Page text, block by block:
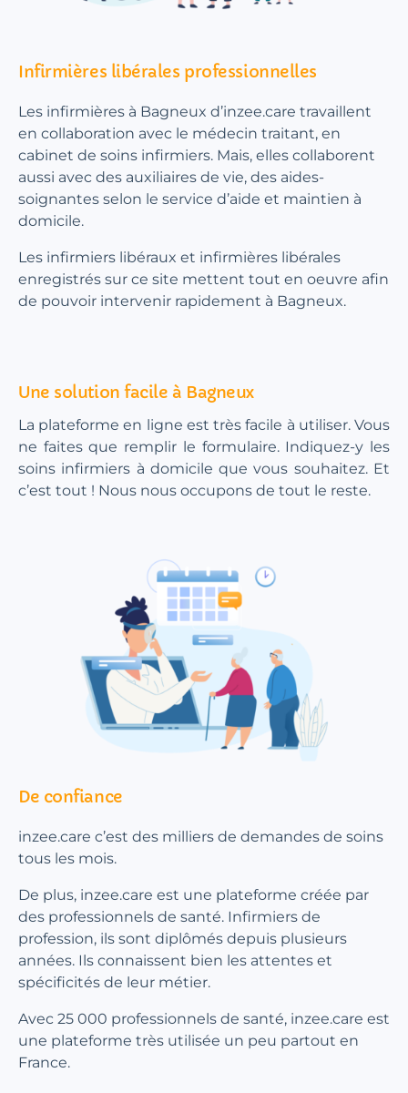
Infirmières libérales professionnelles
Les infirmières à Bagneux d’inzee.care travaillent
en collaboration avec le médecin traitant, en
cabinet de soins infirmiers. Mais, elles collaborent
aussi avec des auxiliaires de vie, des aides-
soignantes selon le service d’aide et maintien à
domicile.
Les infirmiers libéraux et infirmières libérales
enregistrés sur ce site mettent tout en oeuvre afin
de pouvoir intervenir rapidement à Bagneux.
Une solution facile à Bagneux
La plateforme en ligne est très facile à utiliser. Vous
ne faites que remplir le formulaire. Indiquez-y les
soins infirmiers à domicile que vous souhaitez. Et
c’est tout ! Nous nous occupons de tout le reste.
De confiance
inzee.care c’est des milliers de demandes de soins
tous les mois.
De plus, inzee.care est une plateforme créée par
des professionnels de santé. Infirmiers de
profession, ils sont diplômés depuis plusieurs
années. Ils connaissent bien les attentes et
spécificités de leur métier.
Avec 25 000 professionnels de santé, inzee.care est
une plateforme très utilisée un peu partout en
France.